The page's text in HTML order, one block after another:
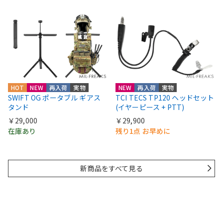
HOT NEW 再入荷 実物
SWIFT OG ポータブル ギアス
タンド
￥29,000
在庫あり
NEW 再入荷 実物
TCI TECS TP120 ヘッドセット
(イヤーピース + PTT)
￥29,900
残り1点 お早めに
新商品をすべて見る